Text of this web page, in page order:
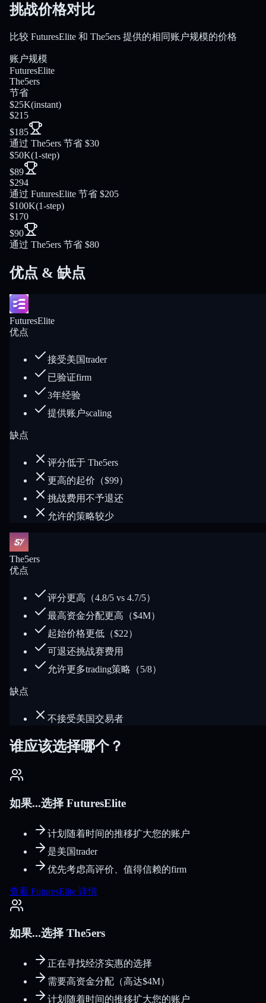
挑战价格对比
比较 FuturesElite 和 The5ers 提供的相同账户规模的价格
账户规模
FuturesElite
The5ers
节省
$25K(instant)
$215
$185
通过 The5ers 节省 $30
$50K(1-step)
$89
$294
通过 FuturesElite 节省 $205
$100K(1-step)
$170
$90
通过 The5ers 节省 $80
优点 & 缺点
FuturesElite
优点
接受美国trader
已验证firm
3年经验
提供账户scaling
缺点
评分低于 The5ers
更高的起价（$99）
挑战费用不予退还
允许的策略较少
The5ers
优点
评分更高（4.8/5 vs 4.7/5）
最高资金分配更高（$4M）
起始价格更低（$22）
可退还挑战赛费用
允许更多trading策略（5/8）
缺点
不接受美国交易者
谁应该选择哪个？
如果...选择 FuturesElite
计划随着时间的推移扩大您的账户
是美国trader
优先考虑高评价、值得信赖的firm
查看 FuturesElite 详情
如果...选择 The5ers
正在寻找经济实惠的选择
需要高资金分配（高达$4M）
计划随着时间的推移扩大您的账户